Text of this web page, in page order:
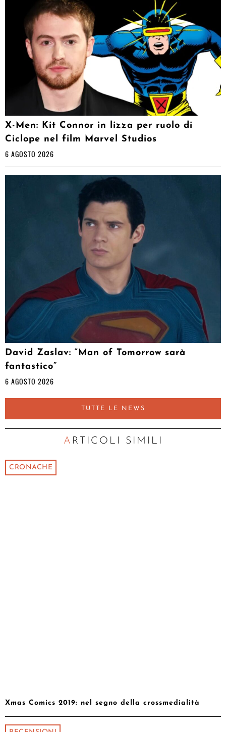
X-Men: Kit Connor in lizza per ruolo di
Ciclope nel film Marvel Studios
6 AGOSTO 2026
David Zaslav: “Man of Tomorrow sarà
fantastico”
6 AGOSTO 2026
TUTTE LE NEWS
ARTICOLI SIMILI
CRONACHE
Xmas Comics 2019: nel segno della crossmedialità